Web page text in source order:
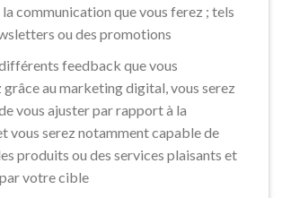
la communication que vous ferez ; tels
ou des promotions
feedback que vous
au marketing digital, vous serez
vous ajuster par rapport à la
vous serez notamment capable de
produits ou des services plaisants et
votre cible